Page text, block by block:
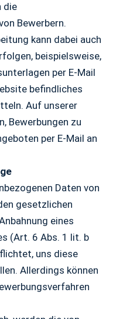
die
Bewerbern.
kann dabei auch
beispielsweise,
per E-Mail
befindliches
Auf unserer
Bewerbungen zu
per E-Mail an
Daten von
gesetzlichen
eines
(Art. 6 Abs. 1 lit. b
uns diese
Allerdings können